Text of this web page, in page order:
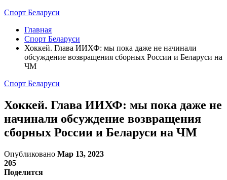
Спорт Беларуси
Главная
Спорт Беларуси
Хоккей. Глава ИИХФ: мы пока даже не начинали
обсуждение возвращения сборных России и Беларуси на
ЧМ
Спорт Беларуси
Хоккей. Глава ИИХФ: мы пока даже не
начинали обсуждение возвращения
сборных России и Беларуси на ЧМ
Опубликовано Мар 13, 2023
205
Поделится